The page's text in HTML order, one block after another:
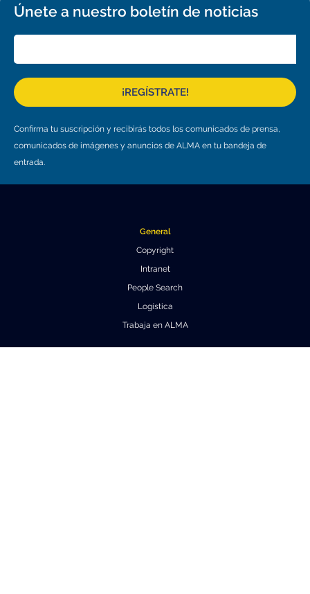
Únete a nuestro boletín de noticias
¡REGÍSTRATE!
Confirma tu suscripción y recibirás todos los comunicados de prensa,
comunicados de imágenes y anuncios de ALMA en tu bandeja de
entrada.
General
Copyright
Intranet
People Search
Logística
Trabaja en ALMA